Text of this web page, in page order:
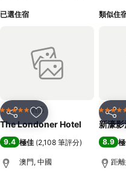
已選住宿
分享 放到收藏夾
5 星級 酒店
The Londoner Hotel
9.4 極佳 (2,108 筆評分)
澳門, 中國
類似住
分享
5 星級
新濠影
8.9
距